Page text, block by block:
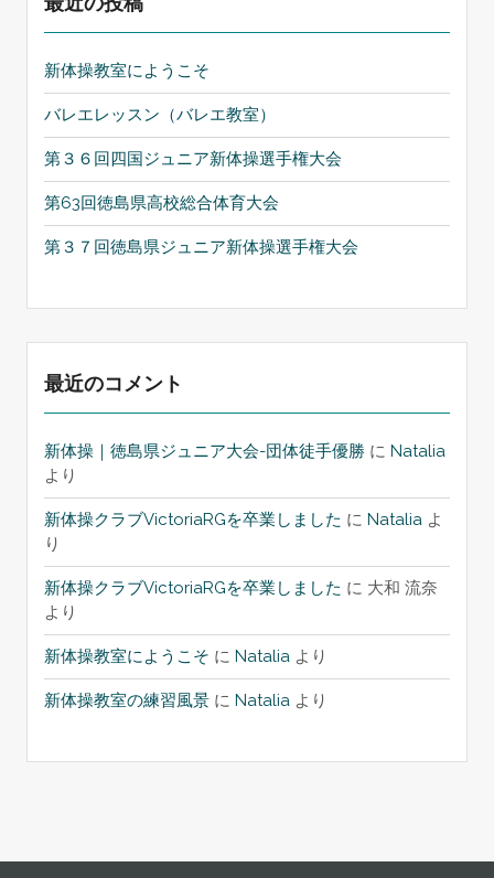
新体操教室にようこそ
バレエレッスン（バレエ教室）
第３６回四国ジュニア新体操選手権大会
第63回徳島県高校総合体育大会
第３７回徳島県ジュニア新体操選手権大会
最近のコメント
新体操｜徳島県ジュニア大会-団体徒手優勝 に Natalia
より
新体操クラブVictoriaRGを卒業しました に Nataliaよ
り
新体操クラブVictoriaRGを卒業しました に 大和 流奈
より
新体操教室にようこそ に Nataliaより
新体操教室の練習風景に Nataliaより